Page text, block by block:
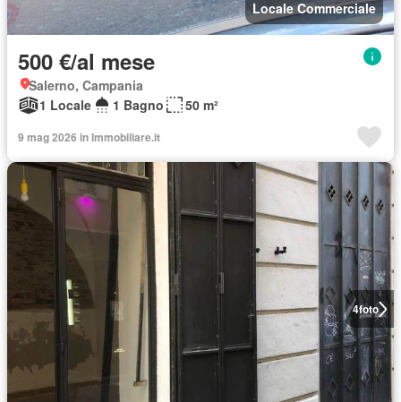
Locale Commerciale
500 €/al mese
Salerno, Campania
1 Locale
1 Bagno 50 m²
9 mag 2026 in Immobiliare.it
4foto